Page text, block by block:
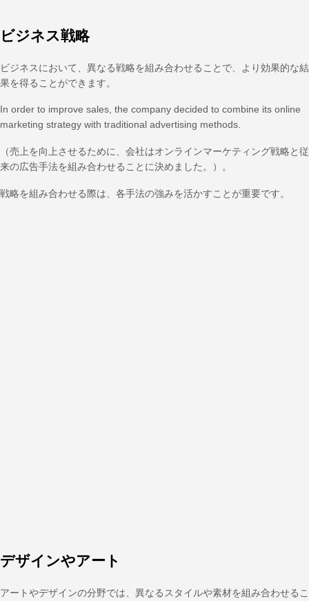
ビジネス戦略
ビジネスにおいて、異なる戦略を組み合わせることで、より効果的な結
果を得ることができます。
In order to improve sales, the company decided to combine its online
marketing strategy with traditional advertising methods.
（売上を向上させるために、会社はオンラインマーケティング戦略と従
来の広告手法を組み合わせることに決めました。）。
戦略を組み合わせる際は、各手法の強みを活かすことが重要です。
デザインやアート
アートやデザインの分野では、異なるスタイルや素材を組み合わせるこ